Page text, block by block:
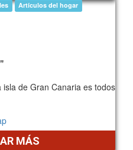
Artículos del hogar
de Gran Canaria es todos
MÁS